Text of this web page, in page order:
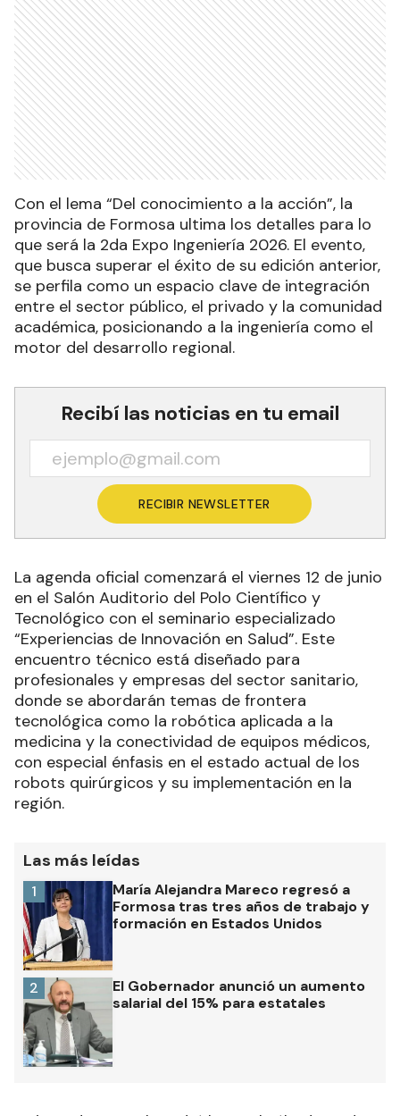
Con el lema “Del conocimiento a la acción”, la
provincia de Formosa ultima los detalles para lo
que será la 2da Expo Ingeniería 2026. El evento,
que busca superar el éxito de su edición anterior,
se perfila como un espacio clave de integración
entre el sector público, el privado y la comunidad
académica, posicionando a la ingeniería como el
motor del desarrollo regional.
Recibí las noticias en tu email
RECIBIR NEWSLETTER
La agenda oficial comenzará el viernes 12 de junio
en el Salón Auditorio del Polo Científico y
Tecnológico con el seminario especializado
“Experiencias de Innovación en Salud”. Este
encuentro técnico está diseñado para
profesionales y empresas del sector sanitario,
donde se abordarán temas de frontera
tecnológica como la robótica aplicada a la
medicina y la conectividad de equipos médicos,
con especial énfasis en el estado actual de los
robots quirúrgicos y su implementación en la
región.
Las más leídas
María Alejandra Mareco regresó a
Formosa tras tres años de trabajo y
formación en Estados Unidos
1
El Gobernador anunció un aumento
salarial del 15% para estatales
2